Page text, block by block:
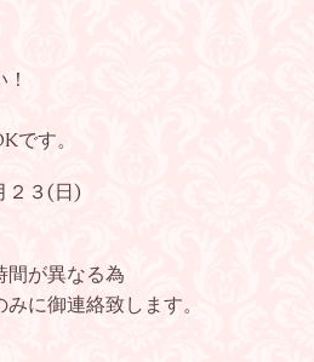
です。
２３(日)
が異なる為
に御連絡致します。